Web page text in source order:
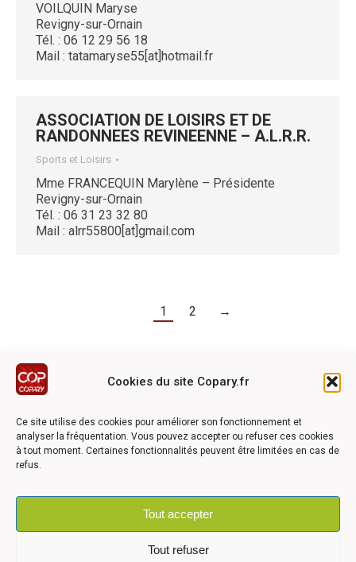
Cookies du site Copary.fr
Ce site utilise des cookies pour améliorer son fonctionnement et
analyser la fréquentation. Vous pouvez accepter ou refuser ces cookies
à tout moment. Certaines fonctionnalités peuvent être limitées en cas de
refus.
Tout accepter
Tout refuser
VOILQUIN Maryse
Revigny-sur-Ornain
Tél. : 06 12 29 56 18
Mail : tatamaryse55[at]hotmail.fr
ASSOCIATION DE LOISIRS ET DE
RANDONNEES REVINEENNE – A.L.R.R.
Sports et Loisirs
Mme FRANCEQUIN Marylène – Présidente
Revigny-sur-Ornain
Tél. : 06 31 23 32 80
Mail : alrr55800[at]gmail.com
1 2 →
Ce site a été réalisé avec le soutien financier de l'Union
Pays Barrois